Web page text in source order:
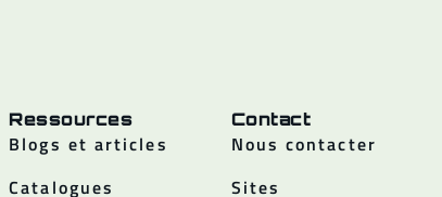
Ressources
Blogs et articles
Catalogues
Contact
Nous contacter
Sites